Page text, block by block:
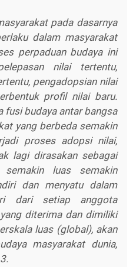
pada dasarnya
dalam masyarakat
perpaduan budaya ini
nilai tertentu,
pengadopsian nilai
profil nilai baru.
fusi budaya antar bangsa
yang berbeda semakin
proses adopsi nilai,
lagi dirasakan sebagai
luas semakin
dan menyatu dalam
dari setiap anggota
diterima dan dimiliki
luas (global), akan
masyarakat dunia,